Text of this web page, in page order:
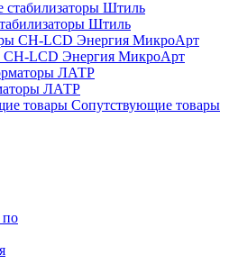
Штиль
СН-LCD Энepгия МикроАрт
ЛАТР
Сопутствующие товары
по